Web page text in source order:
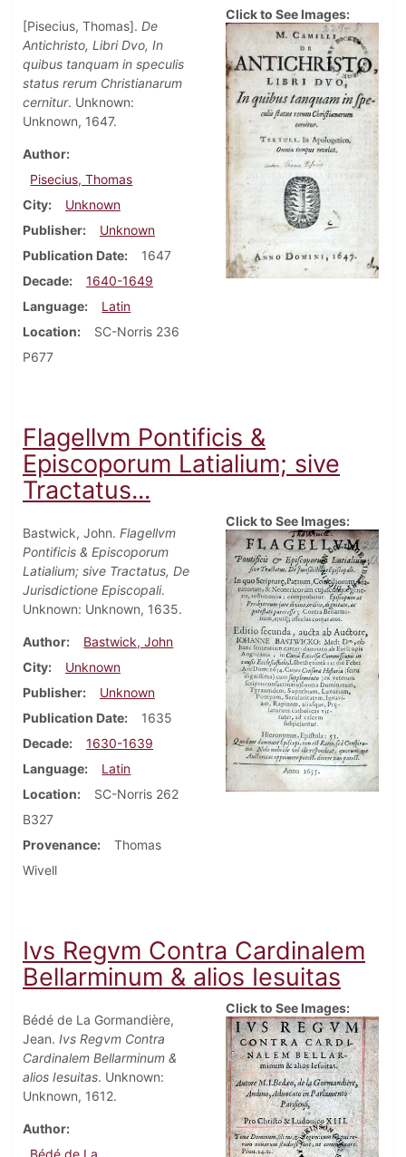
[Pisecius, Thomas]. De
Antichristo, Libri Dvo, In
quibus tanquam in speculis
status rerum Christianarum
cernitur. Unknown:
Unknown, 1647.
Author
Pisecius, Thomas
City
Unknown
Publisher
Unknown
Publication Date
1647
Decade
1640-1649
Language
Latin
Location
SC-Norris 236
P677
Click to See Images:
Flagellvm Pontificis &
Episcoporum Latialium; sive
Tractatus...
Bastwick, John. Flagellvm
Pontificis & Episcoporum
Latialium; sive Tractatus, De
Jurisdictione Episcopali.
Unknown: Unknown, 1635.
Author
Bastwick, John
City
Unknown
Publisher
Unknown
Publication Date
1635
Decade
1630-1639
Language
Latin
Location
SC-Norris 262
B327
Provenance
Thomas
Wivell
Click to See Images:
Ivs Regvm Contra Cardinalem
Bellarminum & alios Iesuitas
Bédé de La Gormandière,
Jean. Ivs Regvm Contra
Cardinalem Bellarminum &
alios Iesuitas. Unknown:
Unknown, 1612.
Author
Click to See Images: